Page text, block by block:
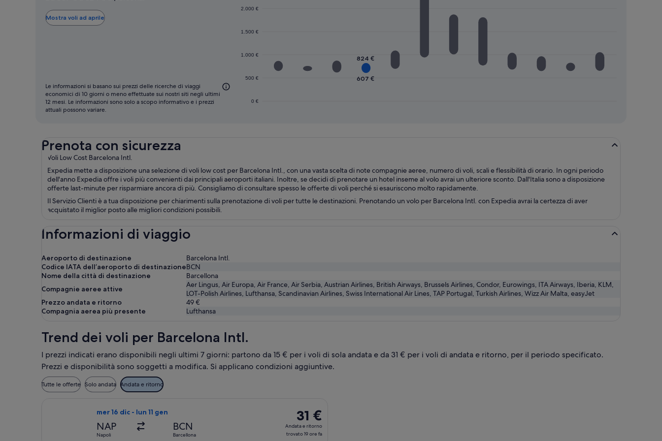
Mostra voli ad aprile
0 €
500 €
1.000 €
1.500 €
2.000 €
607 €
824 €
Le informazioni si basano sui prezzi delle ricerche di viaggi
economici di 10 giorni o meno effettuate sui nostri siti negli ultimi
12 mesi. Le informazioni sono solo a scopo informativo e i prezzi
attuali possono variare.
Prenota con sicurezza
Voli Low Cost Barcelona Intl.
Expedia mette a disposizione una selezione di voli low cost per Barcelona Intl., con una vasta scelta di note compagnie aeree, numero di voli, scali e flessibilità di orario. In ogni periodo
dell'anno Expedia offre i voli più convenienti dai principali aeroporti italiani. Inoltre, se decidi di prenotare un hotel inseme al volo avrai un ulteriore sconto. Dall'Italia sono a disposizione
offerte last-minute per risparmiare ancora di più. Consigliamo di consultare spesso le offerte di voli perché si esauriscono molto rapidamente.
Il Servizio Clienti è a tua disposizione per chiarimenti sulla prenotazione di voli per tutte le destinazioni. Prenotando un volo per Barcelona Intl. con Expedia avrai la certezza di aver
acquistato il miglior posto alle migliori condizioni possibili.
Informazioni di viaggio
Aeroporto di destinazione
Barcelona Intl.
Codice IATA dell’aeroporto di destinazioneBCN
Nome della città di destinazione
Barcellona
Compagnie aeree attive
Aer Lingus, Air Europa, Air France, Air Serbia, Austrian Airlines, British Airways, Brussels Airlines, Condor, Eurowings, ITA Airways, Iberia, KLM,
LOT-Polish Airlines, Lufthansa, Scandinavian Airlines, Swiss International Air Lines, TAP Portugal, Turkish Airlines, Wizz Air Malta, easyJet
Prezzo andata e ritorno
49 €
Compagnia aerea più presente
Lufthansa
Trend dei voli per Barcelona Intl.
I prezzi indicati erano disponibili negli ultimi 7 giorni: partono da 15 € per i voli di sola andata e da 31 € per i voli di andata e ritorno, per il periodo specificato.
Prezzi e disponibilità sono soggetti a modifica. Si applicano condizioni aggiuntive.
Tutte le offerte Solo andata Andata e ritorno
mer 16 dic - lun 11 gen
NAP
Napoli
BCN
Barcellona
31 €
Andata
e
31 €
Andata e ritorno
trovato 19 ore fa